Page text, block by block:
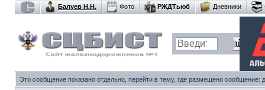
Балуев Н.Н. Фото РЖДТьюб Дневники
Это сообщение показано отдельно, перейти в тему, где размещено сообщение: